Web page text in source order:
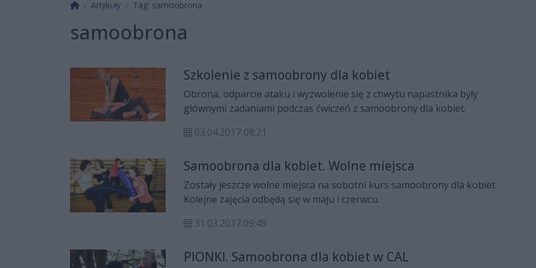
Strona główna
Artykuły Tag: samoobrona
samoobrona
Szkolenie z samoobrony dla kobiet
Obrona, odparcie ataku i wyzwolenie się z chwytu napastnika były
głównymi zadaniami podczas ćwiczeń z samoobrony dla kobiet.
03.04.2017 08:21
Samoobrona dla kobiet. Wolne miejsca
Zostały jeszcze wolne miejsca na sobotni kurs samoobrony dla kobiet.
Kolejne zajęcia odbędą się w maju i czerwcu.
31.03.2017 09:49
PIONKI. Samoobrona dla kobiet w CAL